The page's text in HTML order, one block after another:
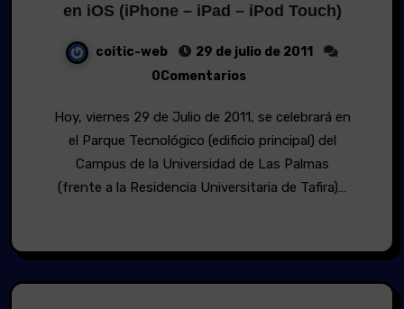
en iOS (iPhone – iPad – iPod Touch)
coitic-web
29 de julio de 2011
0Comentarios
Hoy, viernes 29 de Julio de 2011, se celebrará en
el Parque Tecnológico (edificio principal) del
Campus de la Universidad de Las Palmas
(frente a la Residencia Universitaria de Tafira)…